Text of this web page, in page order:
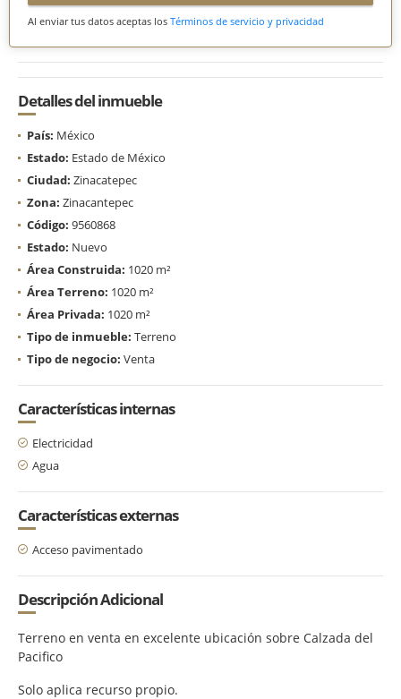
Al enviar tus datos aceptas los Términos de servicio y privacidad
Detalles del inmueble
País: México
Estado: Estado de México
Ciudad: Zinacatepec
Zona: Zinacantepec
Código: 9560868
Estado: Nuevo
Área Construida: 1020 m²
Área Terreno: 1020 m²
Área Privada: 1020 m²
Tipo de inmueble: Terreno
Tipo de negocio: Venta
Características internas
Electricidad
Agua
Características externas
Acceso pavimentado
Descripción Adicional
Terreno en venta en excelente ubicación sobre Calzada del
Pacifico
Solo aplica recurso propio.